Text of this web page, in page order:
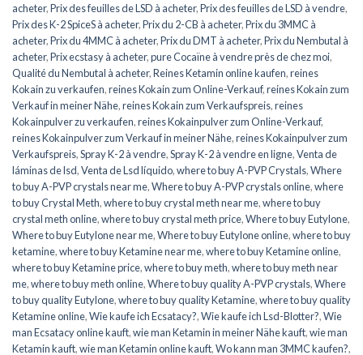
acheter,Prix des feuilles de LSD à acheter,Prix des feuilles de LSD à vendre,
Prix des K-2 SpiceS à acheter,Prix du 2-CB à acheter,Prix du 3MMC à
acheter,Prix du 4MMC à acheter,Prix du DMT à acheter,Prix du Nembutal à
acheter,Prix ecstasy à acheter,pure Cocaïne à vendre près de chez moi,
Qualité du Nembutal à acheter,Reines Ketamin online kaufen,reines
Kokain zu verkaufen,reines Kokain zum Online-Verkauf,reines Kokain zum
Verkauf in meiner Nähe,reines Kokain zum Verkaufspreis,reines
Kokainpulver zu verkaufen,reines Kokainpulver zum Online-Verkauf,
reines Kokainpulver zum Verkauf in meiner Nähe,reines Kokainpulver zum
Verkaufspreis,Spray K-2 à vendre,Spray K-2 à vendre en ligne,Venta de
láminas de lsd,Venta de Lsd líquido,where to buy A-PVP Crystals,Where
to buy A-PVP crystals near me,Where to buy A-PVP crystals online,where
to buy Crystal Meth,where to buy crystal meth near me,where to buy
crystal meth online,where to buy crystal meth price,Where to buy Eutylone,
Where to buy Eutylone near me,Where to buy Eutylone online,where to buy
ketamine,where to buy Ketamine near me,where to buy Ketamine online,
where to buy Ketamine price,where to buy meth,where to buy meth near
me,where to buy meth online,Where to buy quality A-PVP crystals,Where
to buy quality Eutylone,where to buy quality Ketamine,where to buy quality
Ketamine online,Wie kaufe ich Ecsatacy?,Wie kaufe ich Lsd-Blotter?,Wie
man Ecsatacy online kauft,wie man Ketamin in meiner Nähe kauft,wie man
Ketamin kauft,wie man Ketamin online kauft,Wo kann man 3MMC kaufen?,